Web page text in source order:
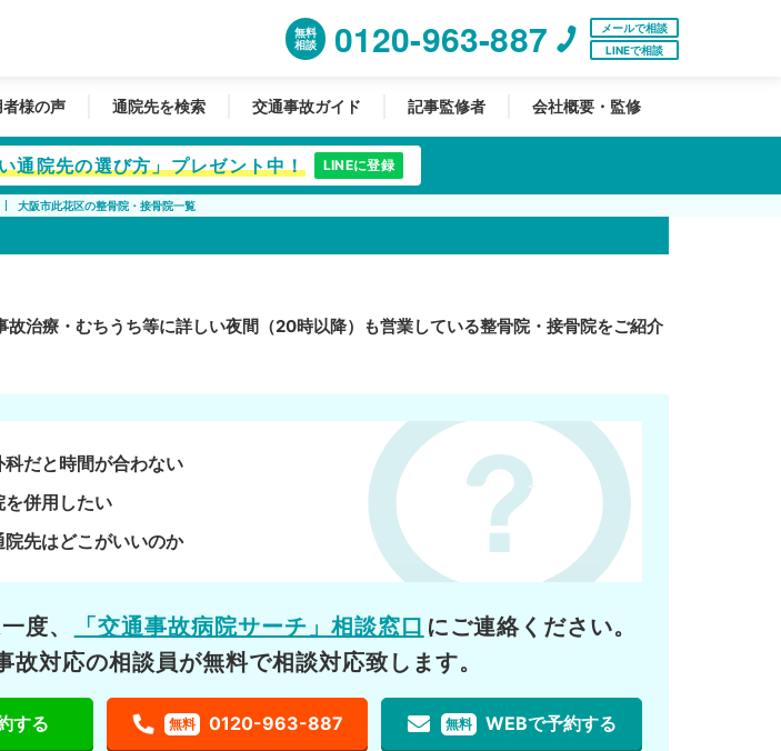
無料
相談
0120-963-887
メールで相談
LINEで相談
者様の声 通院先を検索 交通事故ガイド 記事監修者 会社概要・監修
通院先の選び方」プレゼント中！ LINEに登録
大阪市此花区の整骨院・接骨院一覧
故治療・むちうち等に詳しい夜間（20時以降）も営業している整骨院・接骨院をご紹介
だと時間が合わない
併用したい
院先はどこがいいのか
度、 「交通事故病院サーチ」相談窓口 にご連絡ください。
故対応の相談員が無料で相談対応致します。
する 無料 0120-963-887 無料 WEBで予約する